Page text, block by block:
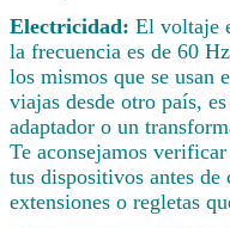
Electricidad: El voltaje
la frecuencia es de 60
los mismos que se usan
viajas desde otro país,
adaptador o un
Te aconsejamos
tus dispositivos antes
extensiones o regletas